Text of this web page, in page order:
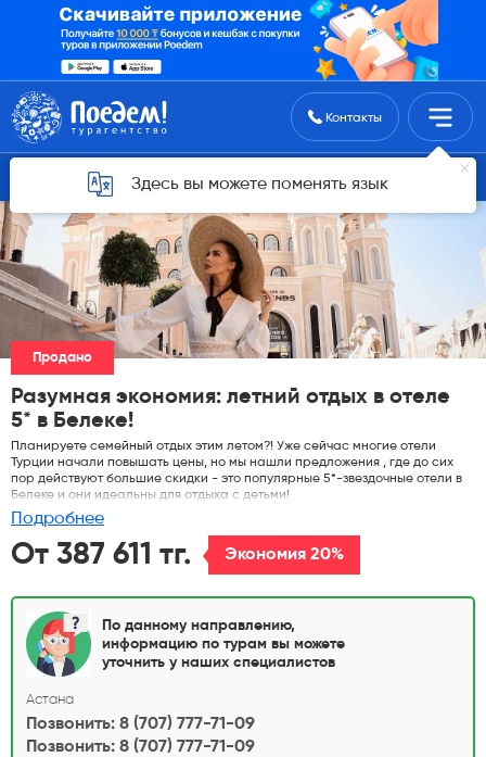
Поиск туровКонтакты
Здесь вы можете поменять язык
Горящие туры для Астаны
Продано
Разумная экономия: летний отдых в отеле
5* в Белеке!
Планируете семейный отдых этим летом?! Уже сейчас многие отели
Турции начали повышать цены, но мы нашли предложения , где до сих
пор действуют большие скидки - это популярные 5*-звездочные отели в
Белеке и они идеальны для отдыха с детьми!
Подробнее
От 387 611 тг. Экономия 20%
По данному направлению,
информацию по турам вы можете
уточнить у наших специалистов
Астана
Позвонить: 8 (707) 777-71-09
Позвонить: 8 (707) 777-71-09